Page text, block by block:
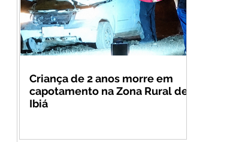
Criança de 2 anos morre em
capotamento na Zona Rural de
Ibiá